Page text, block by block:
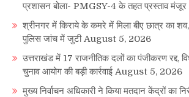
प्रशासन बोला- PMGSY-4 के तहत प्रस्ताव मंजूर
श्रीनगर में किराये के कमरे में मिला बीए छात्र का
पुलिस जांच में जुटी August 5, 2026
उत्तराखंड में 17 राजनीतिक दलों का पंजीकरण रद्द,
चुनाव आयोग की बड़ी कार्रवाई August 5, 2026
मुख्य निर्वाचन अधिकारी ने किया मतदान केंद्रों का